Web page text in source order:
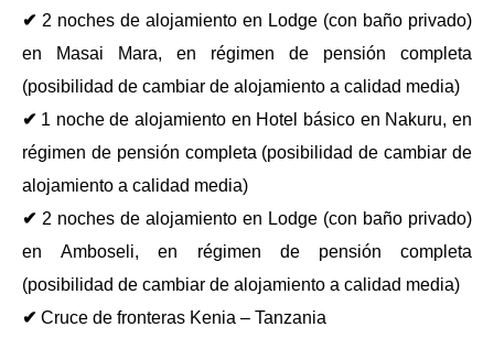
✔ 2 noches de alojamiento en Lodge (con baño privado)
en Masai Mara, en régimen de pensión completa
(posibilidad de cambiar de alojamiento a calidad media)
✔ 1 noche de alojamiento en Hotel básico en Nakuru, en
régimen de pensión completa (posibilidad de cambiar de
alojamiento a calidad media)
✔ 2 noches de alojamiento en Lodge (con baño privado)
en Amboseli, en régimen de pensión completa
(posibilidad de cambiar de alojamiento a calidad media)
✔ Cruce de fronteras Kenia – Tanzania